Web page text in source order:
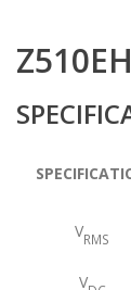
VRMS
V